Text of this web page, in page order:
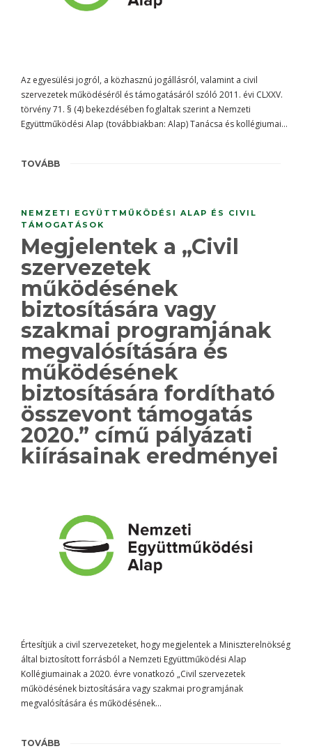
Az egyesülési jogról, a közhasznú jogállásról, valamint a civil
szervezetek működéséről és támogatásáról szóló 2011. évi CLXXV.
törvény 71. § (4) bekezdésében foglaltak szerint a Nemzeti
Együttműködési Alap (továbbiakban: Alap) Tanácsa és kollégiumai…
TOVÁBB
NEMZETI EGYÜTTMŰKÖDÉSI ALAP ÉS CIVIL
TÁMOGATÁSOK
Megjelentek a „Civil
szervezetek
működésének
biztosítására vagy
szakmai programjának
megvalósítására és
működésének
biztosítására fordítható
összevont támogatás
2020.” című pályázati
kiírásainak eredményei
Értesítjük a civil szervezeteket, hogy megjelentek a Miniszterelnökség
által biztosított forrásból a Nemzeti Együttműködési Alap
Kollégiumainak a 2020. évre vonatkozó „Civil szervezetek
működésének biztosítására vagy szakmai programjának
megvalósítására és működésének…
TOVÁBB